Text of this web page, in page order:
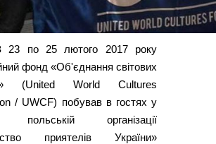
23 по 25 лютого 2017 року
фонд «Об'єднання світових
(United World Cultures
/ UWCF) побував в гостях у
польській організації
приятелів України»